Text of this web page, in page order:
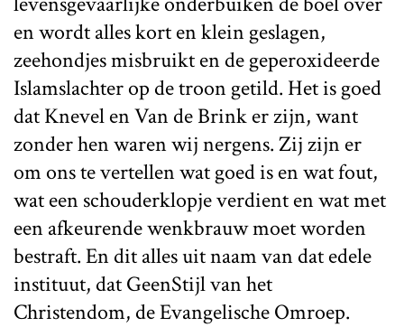
en wordt alles kort en klein geslagen,
zeehondjes misbruikt en de geperoxideerde
Islamslachter op de troon getild. Het is goed
dat Knevel en Van de Brink er zijn, want
zonder hen waren wij nergens. Zij zijn er
om ons te vertellen wat goed is en wat fout,
wat een schouderklopje verdient en wat met
een afkeurende wenkbrauw moet worden
bestraft. En dit alles uit naam van dat edele
instituut, dat GeenStijl van het
Christendom, de Evangelische Omroep.